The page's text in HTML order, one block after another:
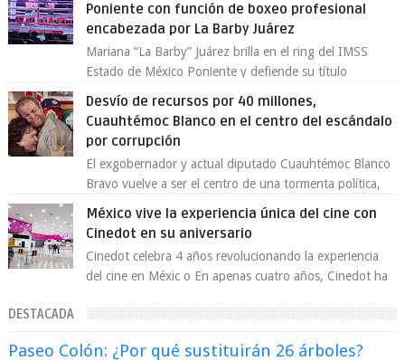
Poniente con función de boxeo profesional
encabezada por La Barby Juárez
Mariana “La Barby” Juárez brilla en el ring del IMSS
Estado de México Poniente y defiende su título
Supergallo La Unidad Deportiva Cuauhtémo...
Desvío de recursos por 40 millones,
Cuauhtémoc Blanco en el centro del escándalo
por corrupción
El exgobernador y actual diputado Cuauhtémoc Blanco
Bravo vuelve a ser el centro de una tormenta política,
México vive la experiencia única del cine con
Cinedot en su aniversario
Cinedot celebra 4 años revolucionando la experiencia
del cine en Méxic o En apenas cuatro años, Cinedot ha
DESTACADA
Paseo Colón: ¿Por qué sustituirán 26 árboles?